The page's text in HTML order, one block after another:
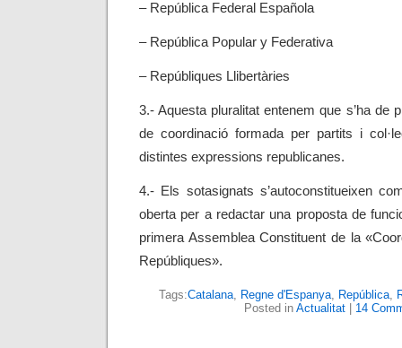
– República Federal Española
– República Popular y Federativa
– Repúbliques Llibertàries
3.- Aquesta pluralitat entenem que s’ha de
de coordinació formada per partits i
distintes expressions republicanes.
4.- Els sotasignats s’autoconstitueixen
oberta per a redactar una proposta de
primera Assemblea Constituent de la
Repúbliques».
Tags:Catalana, Regne d'Espanya, República,
Posted in Actualitat 14